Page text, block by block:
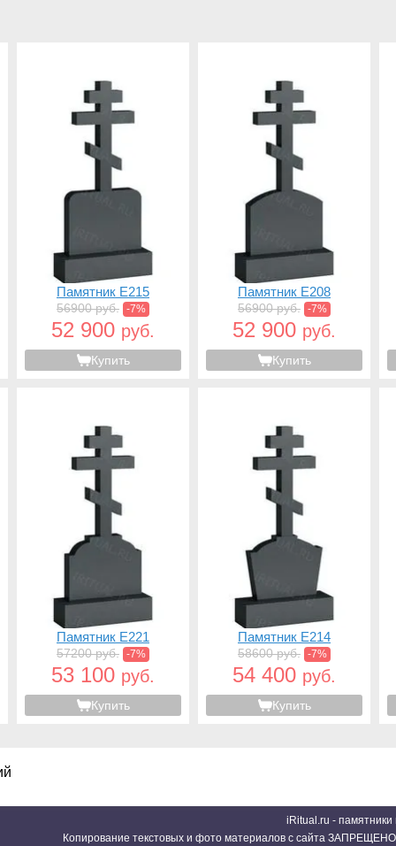
Памятник E215
56900 руб. -7%
52 900 руб.
Купить
Памятник E208
56900 руб. -7%
52 900 руб.
Купить
Памятник E221
57200 руб. -7%
53 100 руб.
Купить
Памятник E214
58600 руб. -7%
54 400 руб.
Купить
iRitual.ru -
Копирование текстовых и фото материалов с сайта